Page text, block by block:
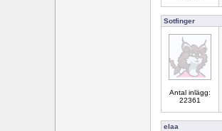
Sotfinger
Antal inlägg:
22361
elaa